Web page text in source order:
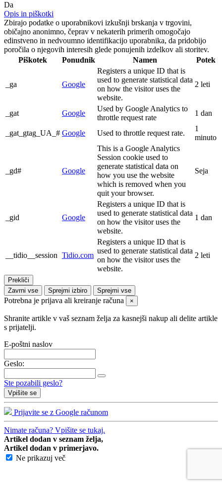
Da
Opis in piškotki
Zbirajo podatke o uporabnikovi izkušnji brskanja v trgovini,
običajno anonimno, čeprav v nekaterih primerih omogočajo
edinstveno in nedvoumno identifikacijo uporabnika, da pridobijo
poročila o njegovih interesih glede ponujenih izdelkov ali storitev.
Piškotek
Ponudnik Namen Potek
_ga Google
Registers a unique ID that is
used to generate statistical data
on how the visitor uses the
website.
2 leti
_gat Google
Used by Google Analytics to
throttle request rate
1 dan
_gat_gtag_UA_# Google Used to throttle request rate.
1
minuto
_gd# Google
This is a Google Analytics
Session cookie used to
generate statistical data on
how you use the website
which is removed when you
quit your browser.
Seja
_gid Google
Registers a unique ID that is
used to generate statistical data
on how the visitor uses the
website.
1 dan
__tidio__session Tidio.com
Registers a unique ID that is
used to generate statistical data
on how the visitor uses the
website.
2 leti
Prekliči
Zavrni vse
Sprejmi izbiro Sprejmi vse
Potrebna je prijava ali kreiranje računa ×
Shranite artikle v vaš seznam želja za kasnejši nakup ali delite artikle
s prijatelji.
E-poštni naslov
Geslo:
Ste pozabili geslo?
Vpišite se
Prijavite se z Google računom
Nimate računa? Vpišite se tukaj.
Artikel dodan v seznam želja,
Artikel dodan v primerjavo.
Ne prikazuj več